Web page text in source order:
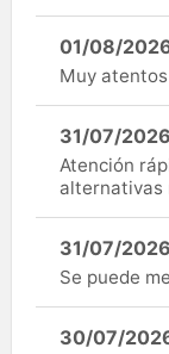
01/08/
Muy atentos
31/07/2026
Atención
alternativas
31/07/2026
Se puede
30/07/